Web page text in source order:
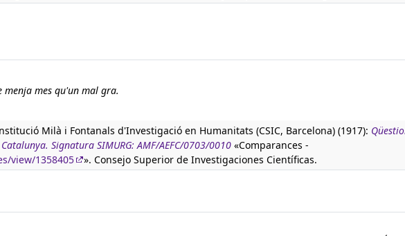
menja mes qu'un mal gra.
Milà i Fontanals d'Investigació en Humanitats (CSIC, Barcelona) (1917):
Signatura SIMURG: AMF/AEFC/0703/0010 «Comparances -
view/1358405
». Consejo Superior de Investigaciones Científicas.